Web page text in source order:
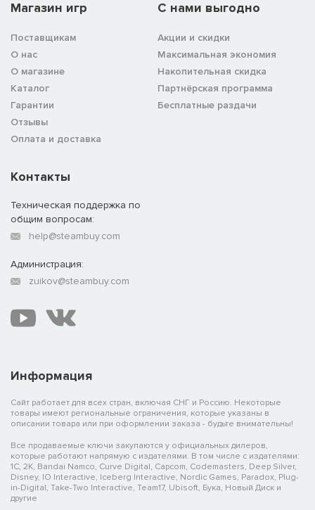
Магазин игр
Поставщикам
О нас
О магазине
Каталог
Гарантии
Отзывы
Оплата и доставка
C нами выгодно
Акции и скидки
Максимальная экономия
Накопительная скидка
Партнёрская программа
Бесплатные раздачи
Информация
Сайт работает для всех стран, включая СНГ и Россию. Некоторые
товары имеют региональные ограничения, которые указаны в
описании товара или при оформлении заказа - будьте внимательны!
Все продаваемые ключи закупаются у официальных дилеров,
которые работают напрямую с издателями. В том числе с издателями:
1C, 2K, Bandai Namco, Curve Digital, Capcom, Codemasters, Deep Silver,
Disney, IO Interactive, Iceberg Interactive, Nordic Games, Paradox, Plug-
in-Digital, Take-Two Interactive, Team17, Ubisoft, Бука, Новый Диск и
другие
Контакты
Техническая поддержка по
общим вопросам:
help@steambuy.com
Администрация:
zuikov@steambuy.com